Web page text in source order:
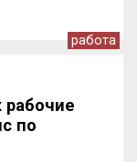
работа
рабочие
по